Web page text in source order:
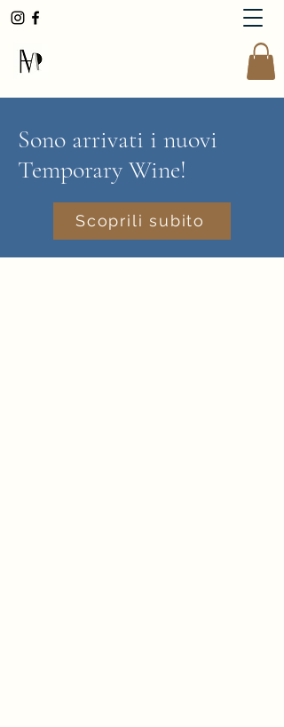
Sono arrivati i nuovi
Temporary Wine!
Scoprili subito